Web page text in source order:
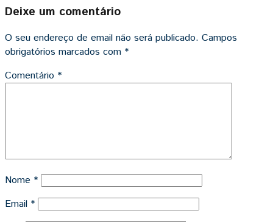
Deixe um comentário
O seu endereço de email não será publicado. Campos
obrigatórios marcados com *
Comentário *
Nome *
Email *